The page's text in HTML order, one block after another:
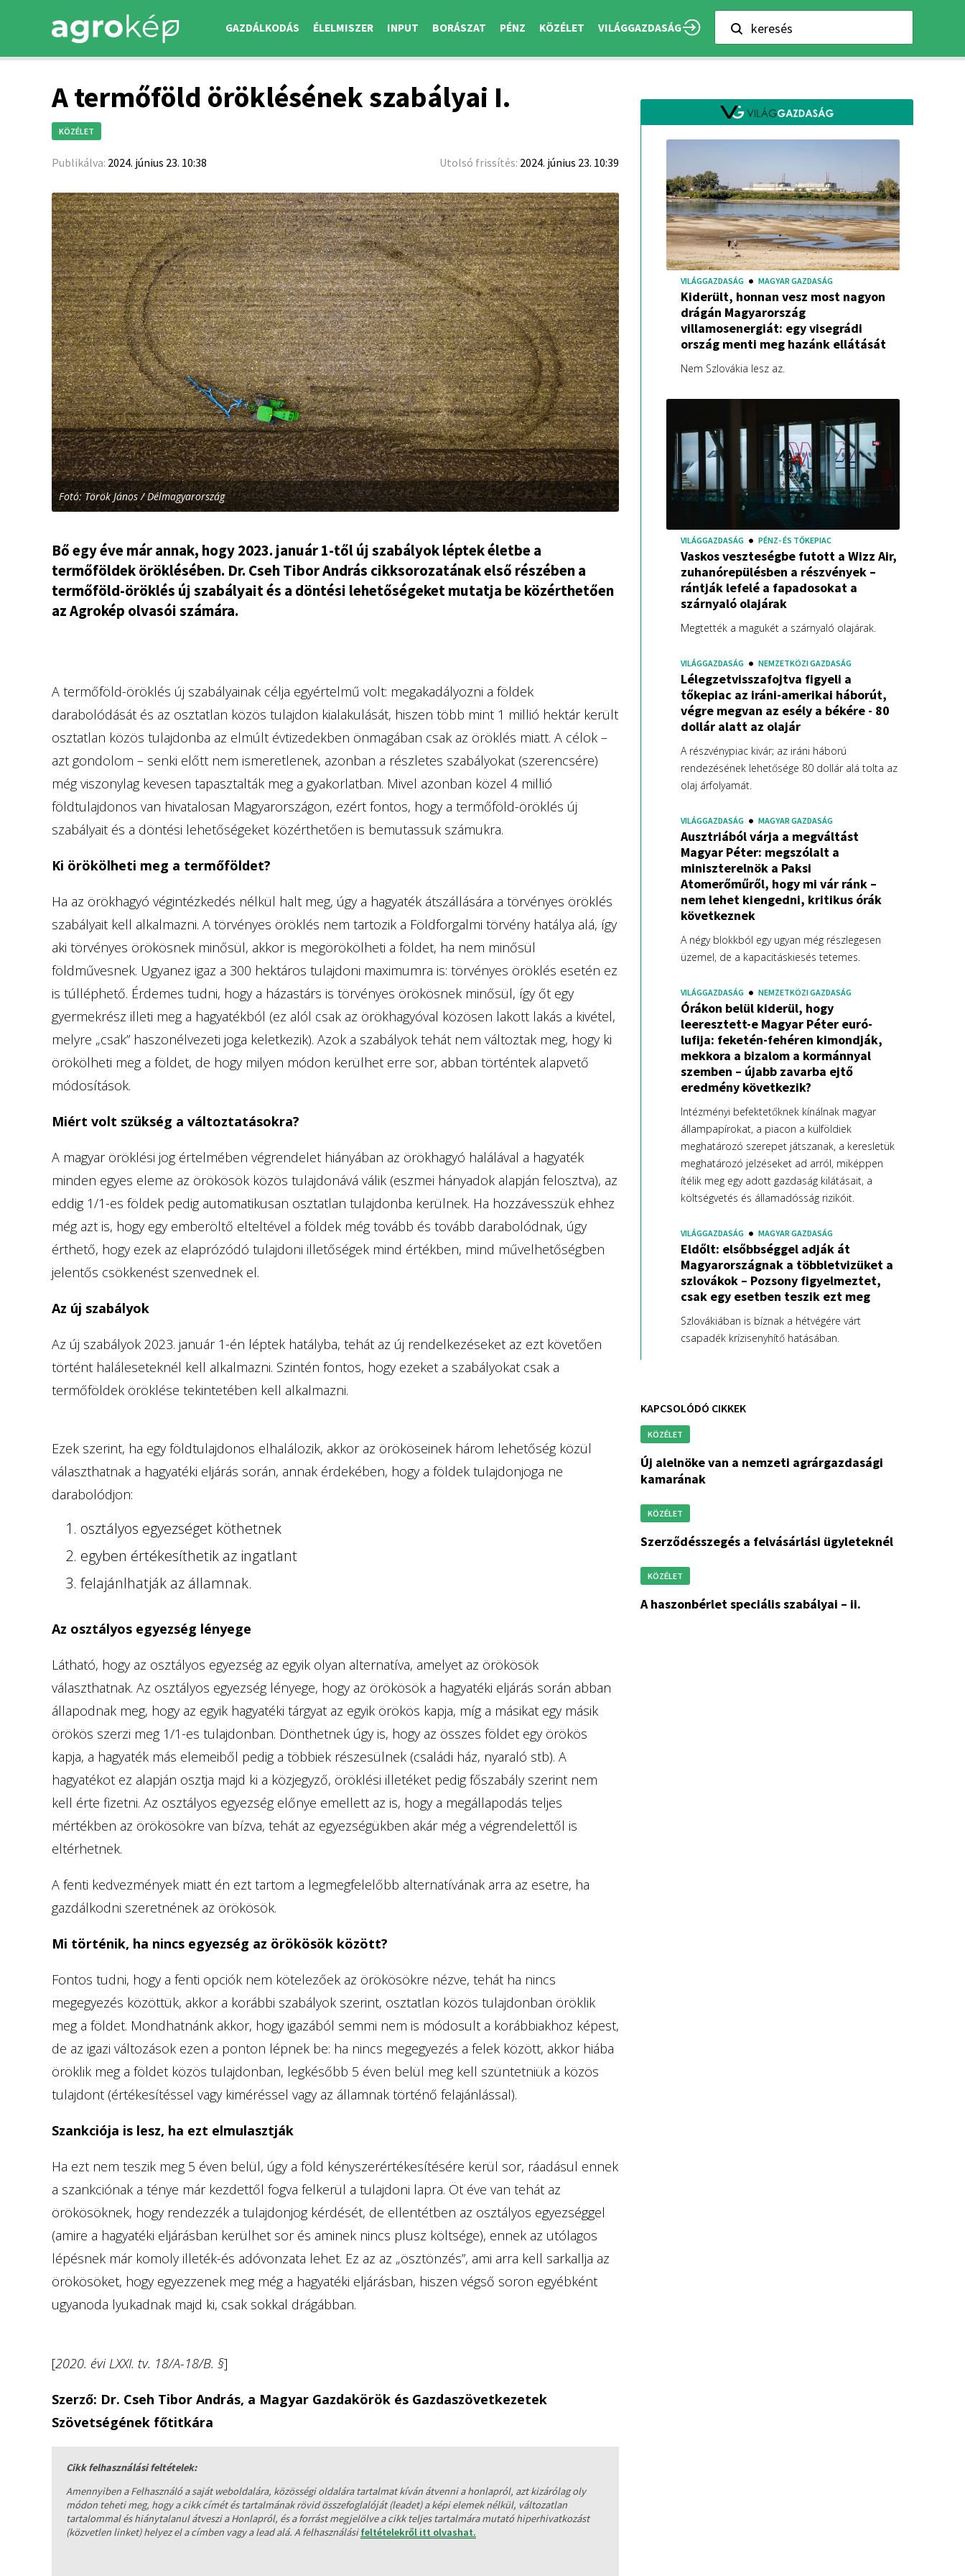
GAZDÁLKODÁS ÉLELMISZER INPUT BORÁSZAT PÉNZ KÖZÉLET VILÁGGAZDASÁG keresés
A termőföld öröklésének szabályai I.
KÖZÉLET
Publikálva: 2024. június 23. 10:38 Utolsó frissítés: 2024. június 23. 10:39
Fotó: Török János / Délmagyarország
Bő egy éve már annak, hogy 2023. január 1-től új szabályok léptek életbe a
termőföldek öröklésében. Dr. Cseh Tibor András cikksorozatának első részében a
termőföld-öröklés új szabályait és a döntési lehetőségeket mutatja be közérthetően
az Agrokép olvasói számára.
A termőföld-öröklés új szabályainak célja egyértelmű volt: megakadályozni a földek
darabolódását és az osztatlan közös tulajdon kialakulását, hiszen több mint 1 millió hektár került
osztatlan közös tulajdonba az elmúlt évtizedekben önmagában csak az öröklés miatt. A célok –
azt gondolom – senki előtt nem ismeretlenek, azonban a részletes szabályokat (szerencsére)
még viszonylag kevesen tapasztalták meg a gyakorlatban. Mivel azonban közel 4 millió
földtulajdonos van hivatalosan Magyarországon, ezért fontos, hogy a termőföld-öröklés új
szabályait és a döntési lehetőségeket közérthetően is bemutassuk számukra.
Ki örökölheti meg a termőföldet?
Ha az örökhagyó végintézkedés nélkül halt meg, úgy a hagyaték átszállására a törvényes öröklés
szabályait kell alkalmazni. A törvényes öröklés nem tartozik a Földforgalmi törvény hatálya alá, így
aki törvényes örökösnek minősül, akkor is megörökölheti a földet, ha nem minősül
földművesnek. Ugyanez igaz a 300 hektáros tulajdoni maximumra is: törvényes öröklés esetén ez
is túlléphető. Érdemes tudni, hogy a házastárs is törvényes örökösnek minősül, így őt egy
gyermekrész illeti meg a hagyatékból (ez alól csak az örökhagyóval közösen lakott lakás a kivétel,
melyre „csak” haszonélvezeti joga keletkezik). Azok a szabályok tehát nem változtak meg, hogy ki
örökölheti meg a földet, de hogy milyen módon kerülhet erre sor, abban történtek alapvető
módosítások.
Miért volt szükség a változtatásokra?
A magyar öröklési jog értelmében végrendelet hiányában az örökhagyó halálával a hagyaték
minden egyes eleme az örökösök közös tulajdonává válik (eszmei hányadok alapján felosztva), az
eddig 1/1-es földek pedig automatikusan osztatlan tulajdonba kerülnek. Ha hozzávesszük ehhez
még azt is, hogy egy emberöltő elteltével a földek még tovább és tovább darabolódnak, úgy
érthető, hogy ezek az elaprózódó tulajdoni illetőségek mind értékben, mind művelhetőségben
jelentős csökkenést szenvednek el.
Az új szabályok
Az új szabályok 2023. január 1-én léptek hatályba, tehát az új rendelkezéseket az ezt követően
történt haláleseteknél kell alkalmazni. Szintén fontos, hogy ezeket a szabályokat csak a
termőföldek öröklése tekintetében kell alkalmazni.
Ezek szerint, ha egy földtulajdonos elhalálozik, akkor az örököseinek három lehetőség közül
választhatnak a hagyatéki eljárás során, annak érdekében, hogy a földek tulajdonjoga ne
darabolódjon:
osztályos egyezséget köthetnek
egyben értékesíthetik az ingatlant
felajánlhatják az államnak.
Az osztályos egyezség lényege
Látható, hogy az osztályos egyezség az egyik olyan alternatíva, amelyet az örökösök
választhatnak. Az osztályos egyezség lényege, hogy az örökösök a hagyatéki eljárás során abban
állapodnak meg, hogy az egyik hagyatéki tárgyat az egyik örökös kapja, míg a másikat egy másik
örökös szerzi meg 1/1-es tulajdonban. Dönthetnek úgy is, hogy az összes földet egy örökös
kapja, a hagyaték más elemeiből pedig a többiek részesülnek (családi ház, nyaraló stb). A
hagyatékot ez alapján osztja majd ki a közjegyző, öröklési illetéket pedig főszabály szerint nem
kell érte fizetni. Az osztályos egyezség előnye emellett az is, hogy a megállapodás teljes
mértékben az örökösökre van bízva, tehát az egyezségükben akár még a végrendelettől is
eltérhetnek.
A fenti kedvezmények miatt én ezt tartom a legmegfelelőbb alternatívának arra az esetre, ha
gazdálkodni szeretnének az örökösök.
Mi történik, ha nincs egyezség az örökösök között?
Fontos tudni, hogy a fenti opciók nem kötelezőek az örökösökre nézve, tehát ha nincs
megegyezés közöttük, akkor a korábbi szabályok szerint, osztatlan közös tulajdonban öröklik
meg a földet. Mondhatnánk akkor, hogy igazából semmi nem is módosult a korábbiakhoz képest,
de az igazi változások ezen a ponton lépnek be: ha nincs megegyezés a felek között, akkor hiába
öröklik meg a földet közös tulajdonban, legkésőbb 5 éven belül meg kell szüntetniük a közös
tulajdont (értékesítéssel vagy kiméréssel vagy az államnak történő felajánlással).
Szankciója is lesz, ha ezt elmulasztják
Ha ezt nem teszik meg 5 éven belül, úgy a föld kényszerértékesítésére kerül sor, ráadásul ennek
a szankciónak a ténye már kezdettől fogva felkerül a tulajdoni lapra. Öt éve van tehát az
örökösöknek, hogy rendezzék a tulajdonjog kérdését, de ellentétben az osztályos egyezséggel
(amire a hagyatéki eljárásban kerülhet sor és aminek nincs plusz költsége), ennek az utólagos
lépésnek már komoly illeték-és adóvonzata lehet. Ez az az „ösztönzés”, ami arra kell sarkallja az
örökösöket, hogy egyezzenek meg még a hagyatéki eljárásban, hiszen végső soron egyébként
ugyanoda lyukadnak majd ki, csak sokkal drágábban.
[2020. évi LXXI. tv. 18/A-18/B. §]
Szerző: Dr. Cseh Tibor András, a Magyar Gazdakörök és Gazdaszövetkezetek
Szövetségének főtitkára
Cikk felhasználási feltételek:
Amennyiben a Felhasználó a saját weboldalára, közösségi oldalára tartalmat kíván átvenni a honlapról, azt kizárólag oly
módon teheti meg, hogy a cikk címét és tartalmának rövid összefoglalóját (leadet) a képi elemek nélkül, változatlan
tartalommal és hiánytalanul átveszi a Honlapról, és a forrást megjelölve a cikk teljes tartalmára mutató hiperhivatkozást
(közvetlen linket) helyez el a címben vagy a lead alá. A felhasználásifeltételekről itt olvashat.
VILÁGGAZDASÁG MAGYAR GAZDASÁG
Kiderült, honnan vesz most nagyon
drágán Magyarország
villamosenergiát: egy visegrádi
ország menti meg hazánk ellátását
Nem Szlovákia lesz az.
VILÁGGAZDASÁG PÉNZ- ÉS TŐKEPIAC
Vaskos veszteségbe futott a Wizz Air,
zuhanórepülésben a részvények –
rántják lefelé a fapadosokat a
szárnyaló olajárak
Megtették a magukét a szárnyaló olajárak.
VILÁGGAZDASÁG NEMZETKÖZI GAZDASÁG
Lélegzetvisszafojtva figyeli a
tőkepiac az iráni-amerikai háborút,
végre megvan az esély a békére - 80
dollár alatt az olajár
A részvénypiac kivár; az iráni háború
rendezésének lehetősége 80 dollár alá tolta az
olaj árfolyamát.
VILÁGGAZDASÁG MAGYAR GAZDASÁG
Ausztriából várja a megváltást
Magyar Péter: megszólalt a
miniszterelnök a Paksi
Atomerőműről, hogy mi vár ránk –
nem lehet kiengedni, kritikus órák
következnek
A négy blokkból egy ugyan még részlegesen
üzemel, de a kapacitáskiesés tetemes.
VILÁGGAZDASÁG NEMZETKÖZI GAZDASÁG
Órákon belül kiderül, hogy
leeresztett-e Magyar Péter euró-
lufija: feketén-fehéren kimondják,
mekkora a bizalom a kormánnyal
szemben – újabb zavarba ejtő
eredmény következik?
Intézményi befektetőknek kínálnak magyar
állampapírokat, a piacon a külföldiek
meghatározó szerepet játszanak, a keresletük
meghatározó jelzéseket ad arról, miképpen
ítélik meg egy adott gazdaság kilátásait, a
költségvetés és államadósság rizikóit.
VILÁGGAZDASÁG MAGYAR GAZDASÁG
Eldőlt: elsőbbséggel adják át
Magyarországnak a többletvizüket a
szlovákok – Pozsony figyelmeztet,
csak egy esetben teszik ezt meg
Szlovákiában is bíznak a hétvégére várt
csapadék krízisenyhítő hatásában.
KAPCSOLÓDÓ CIKKEK
KÖZÉLET
új alelnöke van a nemzeti agrárgazdasági
kamarának
KÖZÉLET
szerződésszegés a felvásárlási ügyleteknél
KÖZÉLET
a haszonbérlet speciális szabályai – ii.